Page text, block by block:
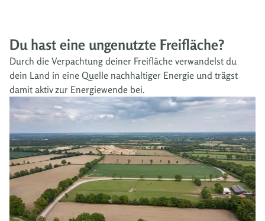
Du hast eine ungenutzte Freifläche?
Durch die Verpachtung deiner Freifläche verwandelst du
dein Land in eine Quelle nachhaltiger Energie und trägst
damit aktiv zur Energiewende bei.